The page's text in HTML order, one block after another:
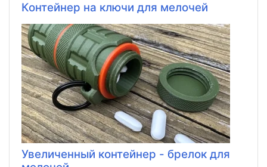
Контейнер на ключи для мелочей
Увеличенный контейнер - брелок для